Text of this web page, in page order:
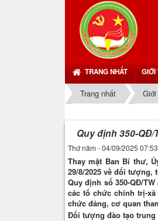
TRANG NHẤT GIỚI
Trang nhất
Quy định 350-
Thứ năm - 04/09/2025 07:53
Thay mặt Ban Bí thư,
29/8/2025 về đối tượng,
Quy định số 350-QĐ/
các tổ chức chính trị-
chức đảng, cơ quan
Đối tượng đào tạo